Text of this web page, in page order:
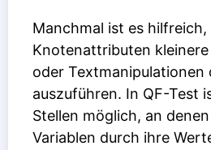
Manchmal ist es hilfreich,
Knotenattributen
oder Textmanipulationen
auszuführen. In QF-Test
Stellen möglich, an
Variablen durch ihre